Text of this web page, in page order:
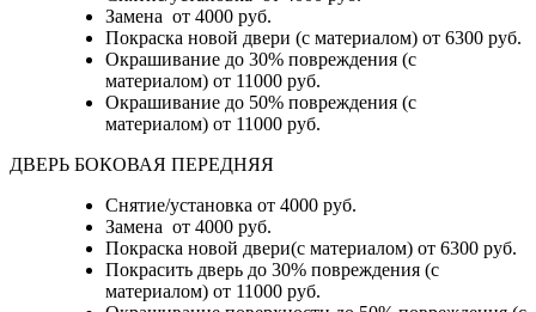
Замена от 4000 руб.
Покраска новой двери (с материалом) от 6300 руб.
Окрашивание до 30% повреждения (с
материалом) от 11000 руб.
Окрашивание до 50% повреждения (с
материалом) от 11000 руб.
ДВЕРЬ БОКОВАЯ ПЕРЕДНЯЯ
Снятие/установка от 4000 руб.
Замена от 4000 руб.
Покраска новой двери(с материалом) от 6300 руб.
Покрасить дверь до 30% повреждения (с
материалом) от 11000 руб.